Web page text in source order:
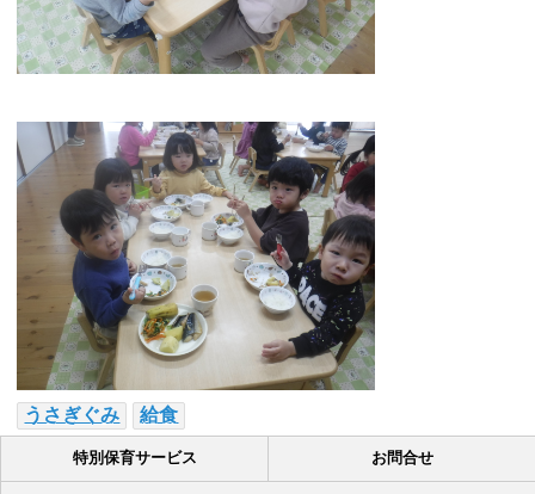
うさぎぐみ 給食
特別保育サービス お問合せ